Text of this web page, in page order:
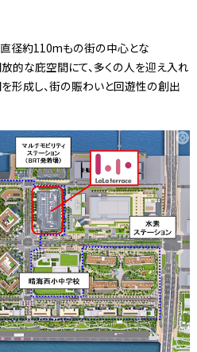
径約110mもの街の中心とな
的な庇空間にて、多くの人を迎え入れ
形成し、街の賑わいと回遊性の創出